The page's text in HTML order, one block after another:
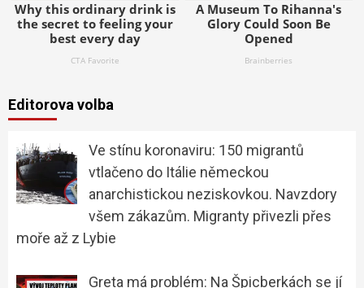
Editorova volba
Ve stínu koronaviru: 150 migrantů
vtlačeno do Itálie německou
anarchistickou neziskovkou. Navzdory
všem zákazům. Migranty přivezli přes
moře až z Lybie
Greta má problém: Na Špicberkách se jí